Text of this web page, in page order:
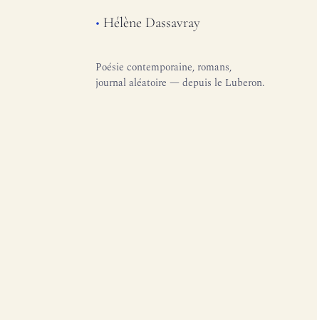
• Hélène Dassavray
Poésie contemporaine, romans,
journal aléatoire — depuis le Luberon.